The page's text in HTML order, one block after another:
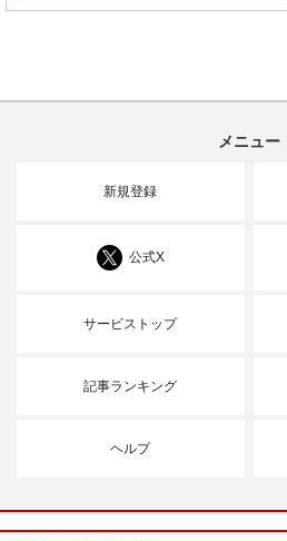
メニュー
新規登録
公式X
サービストップ
記事ランキング
ヘルプ